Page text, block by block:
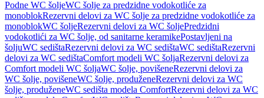
Podne WC šoljeWC šolje za predzidne vodokotliće za
monoblokRezervni delovi za WC šolje za predzidne vodokotliće za
monoblokWC šoljeRezervni delovi za WC šoljePredzidni
vodokotlići za WC šolje, od sanitarne keramikePostavljeni na
šoljuWC sedištaRezervni delovi za WC sedištaWC sedištaRezervni
delovi za WC sedištaComfort modeli WC šoljaRezervni delovi za
Comfort modeli WC šoljaWC šolje, povišeneRezervni delovi za
WC šolje, povišeneWC šolje, produženeRezervni delovi za WC
šolje, produženeWC sedišta modela ComfortRezervni delovi za WC